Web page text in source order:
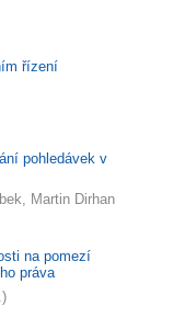
řízení
pohledávek v
Martin Dirhan
na pomezí
práva